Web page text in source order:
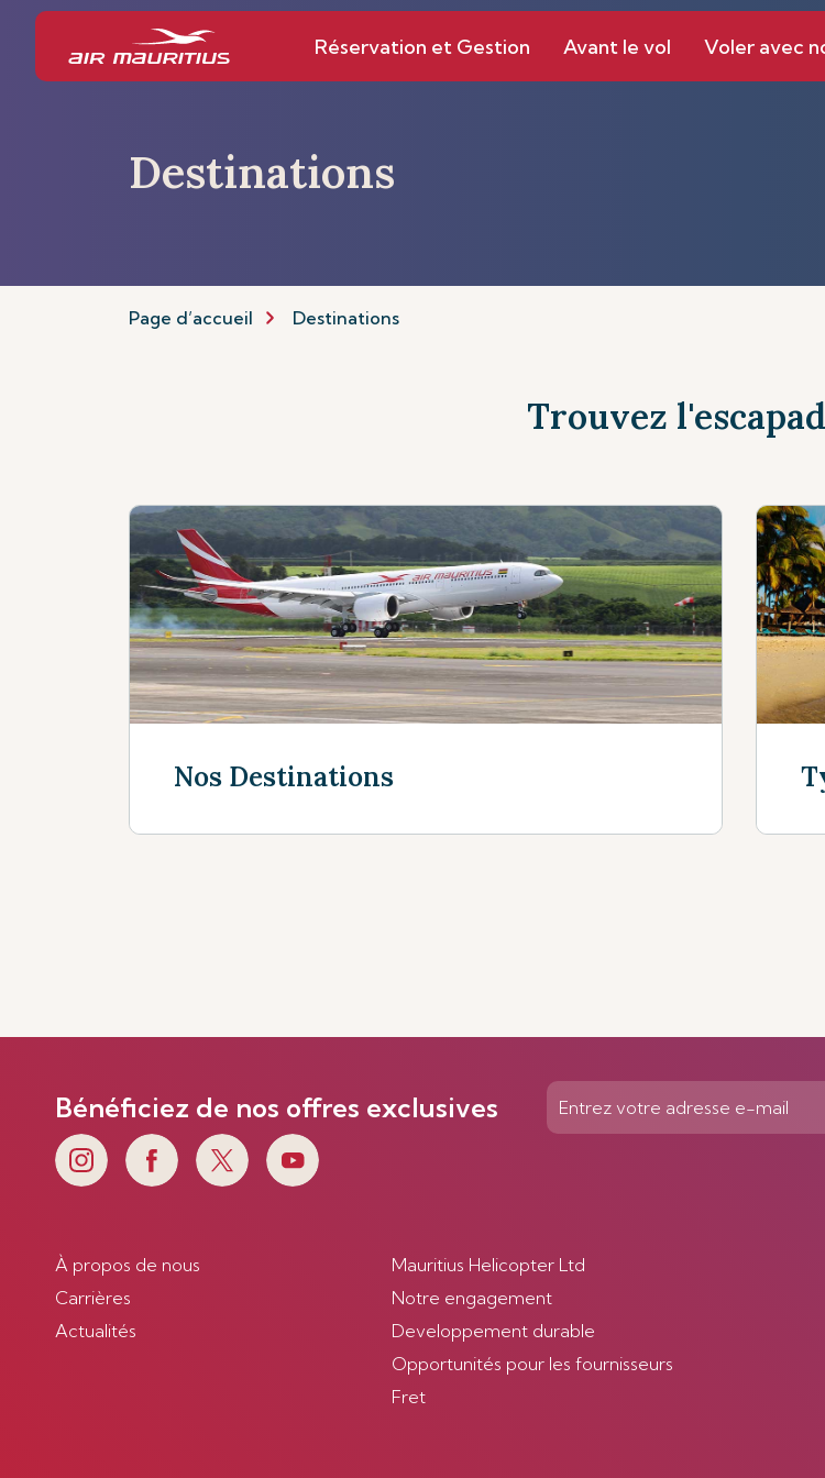
Réservation et Gestion Avant le vol Voler avec
Destinations
Page d’accueil Destinations
Trouvez
Nos Destinations
Bénéficiez de nos offres exclusives
À propos de nous
Carrières
Actualités
Mauritius Helicopter Ltd
Notre engagement
Developpement durable
Opportunités pour les fournisseurs
Fret